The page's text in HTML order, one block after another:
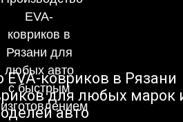
EVA-ковриков в Рязани
для любых марок
авто